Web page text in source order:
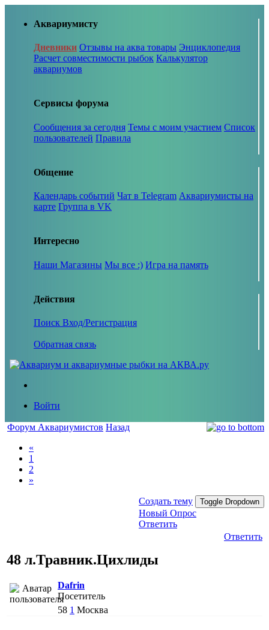
Аквариумисту
Дневники Отзывы на аква товары Энциклопедия
Расчет совместимости рыбок Калькулятор
аквариумов
Сервисы форума
Сообщения за сегодня Темы с моим участием Список
пользователей Правила
Общение
Календарь событий Чат в Telegram Аквариумисты на
карте Группа в VK
Интересно
Наши Магазины Мы все :) Игра на память
Действия
Поиск Вход/Регистрация
Обратная связь
Войти
Форум Аквариумистов Назад
«
1
2
»
Создать тему Toggle Dropdown
Новый Опрос
Ответить
Ответить
48 л.Травник.Цихлиды
Dafrin
Посетитель
58 1 Москва